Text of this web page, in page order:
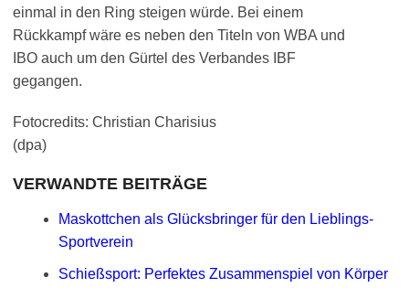
einmal in den Ring steigen würde. Bei einem
Rückkampf wäre es neben den Titeln von WBA und
IBO auch um den Gürtel des Verbandes IBF
gegangen.
Fotocredits: Christian Charisius
(dpa)
VERWANDTE BEITRÄGE
Maskottchen als Glücksbringer für den Lieblings-
Sportverein
Schießsport: Perfektes Zusammenspiel von Körper